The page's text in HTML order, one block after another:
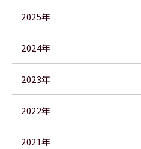
2025年
2024年
2023年
2022年
2021年